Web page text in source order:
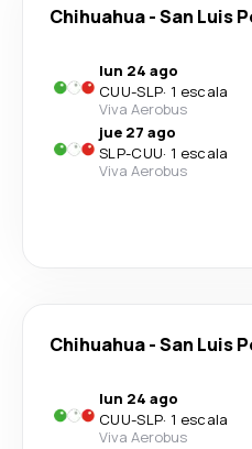
Chihuahua-San Luis
lun 24 ago
CUU-SLP· 1 escala
Viva Aerobus
jue 27 ago
SLP-CUU· 1 escala
Viva Aerobus
Chihuahua-San Luis
lun 24 ago
CUU-SLP· 1 escala
Viva Aerobus